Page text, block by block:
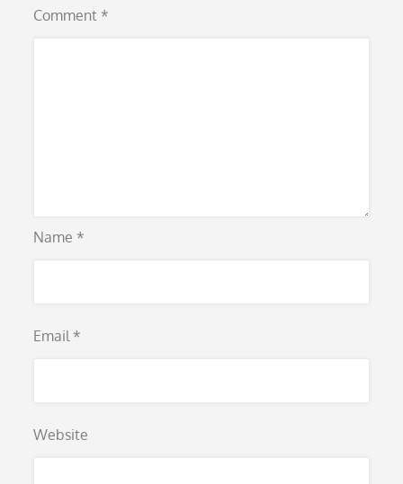
Comment *
Name *
Email *
Website